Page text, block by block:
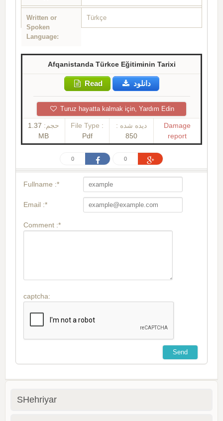
Written or
Spoken
Language:
Türkçe
Afqanistanda Türkce Eğitiminin Tarixi
Read دانلود
Turuz hayatta kalmak için, Yardım Edin
حجم: 1.37
MB
File Type :
Pdf
دیده شده :
850
Damage
report
0 0
Fullname :*
Email :*
Comment :*
captcha:
SHehriyar